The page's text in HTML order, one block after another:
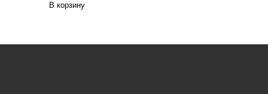
В корзину